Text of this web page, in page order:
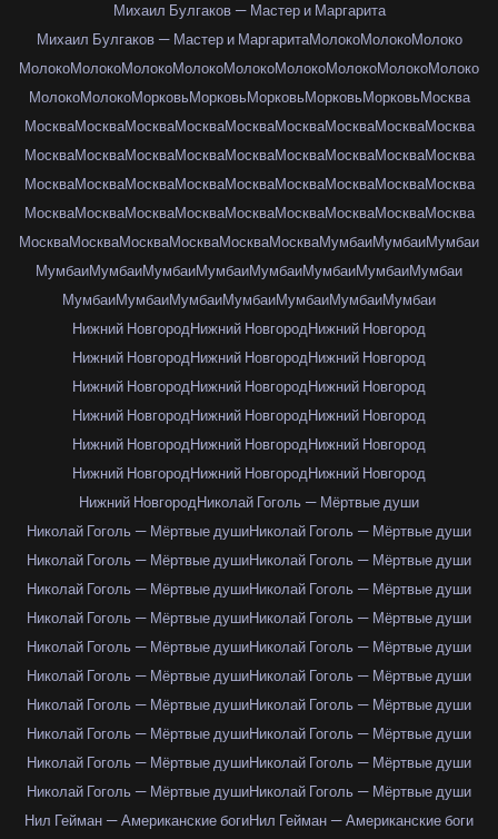
Михаил Булгаков — Мастер и Маргарита
Михаил Булгаков — Мастер и МаргаритаМолокоМолокоМолоко
МолокоМолокоМолокоМолокоМолокоМолокоМолокоМолокоМолоко
МолокоМолокоМорковьМорковьМорковьМорковьМорковьМосква
МоскваМоскваМоскваМоскваМоскваМоскваМоскваМоскваМосква
МоскваМоскваМоскваМоскваМоскваМоскваМоскваМоскваМосква
МоскваМоскваМоскваМоскваМоскваМоскваМоскваМоскваМосква
МоскваМоскваМоскваМоскваМоскваМоскваМоскваМоскваМосква
МоскваМоскваМоскваМоскваМоскваМоскваМумбаиМумбаиМумбаи
МумбаиМумбаиМумбаиМумбаиМумбаиМумбаиМумбаиМумбаи
МумбаиМумбаиМумбаиМумбаиМумбаиМумбаиМумбаи
Нижний НовгородНижний НовгородНижний Новгород
Нижний НовгородНижний НовгородНижний Новгород
Нижний НовгородНижний НовгородНижний Новгород
Нижний НовгородНижний НовгородНижний Новгород
Нижний НовгородНижний НовгородНижний Новгород
Нижний НовгородНижний НовгородНижний Новгород
Нижний НовгородНиколай Гоголь — Мёртвые души
Николай Гоголь — Мёртвые душиНиколай Гоголь — Мёртвые души
Николай Гоголь — Мёртвые душиНиколай Гоголь — Мёртвые души
Николай Гоголь — Мёртвые душиНиколай Гоголь — Мёртвые души
Николай Гоголь — Мёртвые душиНиколай Гоголь — Мёртвые души
Николай Гоголь — Мёртвые душиНиколай Гоголь — Мёртвые души
Николай Гоголь — Мёртвые душиНиколай Гоголь — Мёртвые души
Николай Гоголь — Мёртвые душиНиколай Гоголь — Мёртвые души
Николай Гоголь — Мёртвые душиНиколай Гоголь — Мёртвые души
Николай Гоголь — Мёртвые душиНиколай Гоголь — Мёртвые души
Николай Гоголь — Мёртвые душиНиколай Гоголь — Мёртвые души
Нил Гейман — Американские богиНил Гейман — Американские боги